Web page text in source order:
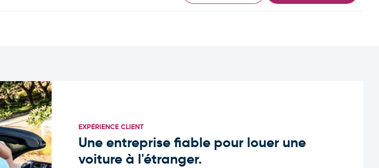
EXPÉRIENCE CLIENT
Une entreprise fiable pour louer une
voiture à l'étranger.